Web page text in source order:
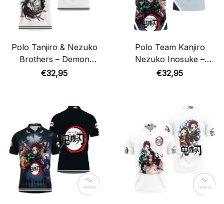
Polo Tanjiro & Nezuko
Brothers – Demon
Slayer
€32,95
Polo Team Kanjiro
Nezuko Inosuke –
Demon Slayer
€32,95